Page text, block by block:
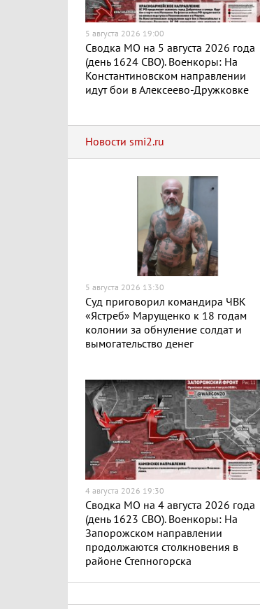
5 августа 2026 19:00
Сводка МО на 5 августа 2026 года
(день 1624 СВО). Военкоры: На
Константиновском направлении
идут бои в Алексеево-Дружковке
Новости smi2.ru
5 августа 2026 13:30
Суд приговорил командира ЧВК
«Ястреб» Марущенко к 18 годам
колонии за обнуление солдат и
вымогательство денег
4 августа 2026 19:30
Сводка МО на 4 августа 2026 года
(день 1623 СВО). Военкоры: На
Запорожском направлении
продолжаются столкновения в
районе Степногорска